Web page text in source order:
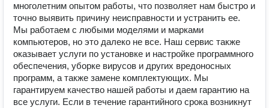
многолетним опытом работы, что позволяет нам быстро и
точно выявить причину неисправности и устранить ее.
Мы работаем с любыми моделями и марками
компьютеров, но это далеко не все. Наш сервис также
оказывает услуги по установке и настройке программного
обеспечения, уборке вирусов и других вредоносных
программ, а также замене комплектующих. Мы
гарантируем качество нашей работы и даем гарантию на
все услуги. Если в течение гарантийного срока возникнут